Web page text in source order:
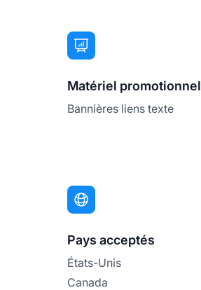
Matériel promotionnel
Bannières liens texte
Pays acceptés
États-Unis
Canada